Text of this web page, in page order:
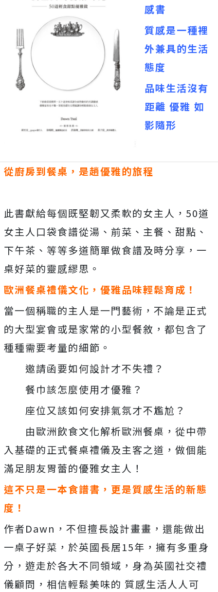
感書
質感是一種裡
外兼具的生活
態度
品味生活沒有
距離 優雅 如
影隨形
從廚房到餐桌，是趟優雅的旅程
此書獻給每個既堅韌又柔軟的女主人，50道
女主人口袋食譜從湯、前菜、主餐、甜點、
下午茶、等等多道簡單做食譜及時分享，一
桌好菜的靈感繆思。
歐洲餐桌禮儀文化，優雅品味輕鬆育成！
當一個稱職的主人是一門藝術，不論是正式
的大型宴會或是家常的小型餐敘，都包含了
種種需要考量的細節。
邀請函要如何設計才不失禮？
餐巾該怎麼使用才優雅？
座位又該如何安排氣氛才不尷尬？
由歐洲飲食文化解析歐洲餐桌，從中帶
入基礎的正式餐桌禮儀及主客之道，做個能
滿足朋友胃蕾的優雅女主人！
這不只是一本食譜書，更是質感生活的新態
度！
作者Dawn，不但擅長設計畫畫，還能做出
一桌子好菜，於英國長居15年，擁有多重身
分，遊走於各大不同領域，身為英國社交禮
儀顧問，相信輕鬆美味的 質感生活人人可